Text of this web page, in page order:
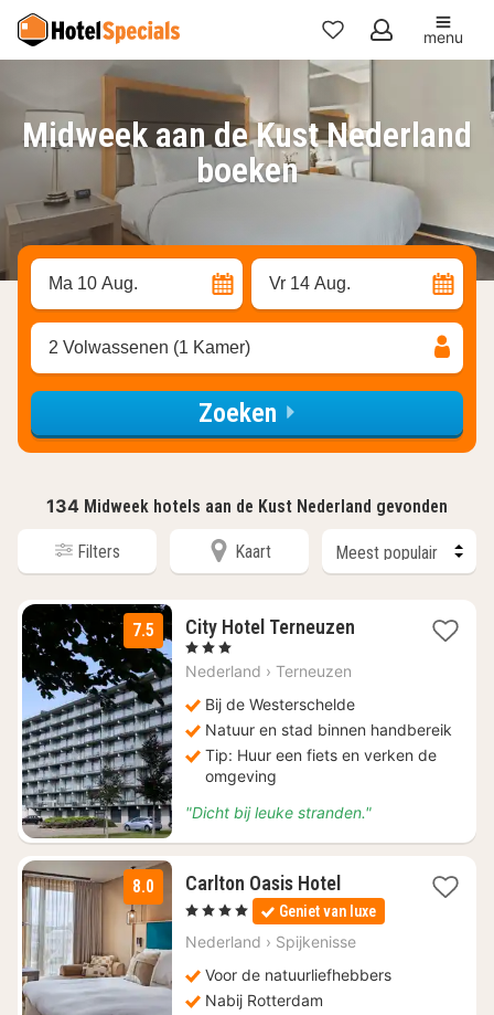
Mijn
favorieten
menu
Midweek aan de Kust Nederland
boeken
Ma 10 Aug. Vr 14 Aug.
2 Volwassenen (1 Kamer)
Zoeken
134 Midweek hotels aan de Kust Nederland gevonden
Filters Kaart
7.5 City Hotel Terneuzen4
94
, 3 Sterren
Nederland › Terneuzen
Bij de Westerschelde
Natuur en stad binnen handbereik
Tip: Huur een fiets en verken de
omgeving
"Dicht bij leuke stranden."
8.0 Carlton Oasis Hotel4
nachten
vanaf
€
, 4 Sterren Geniet van luxe
Nederland › Spijkenisse
Voor de natuurliefhebbers
Nabij Rotterdam